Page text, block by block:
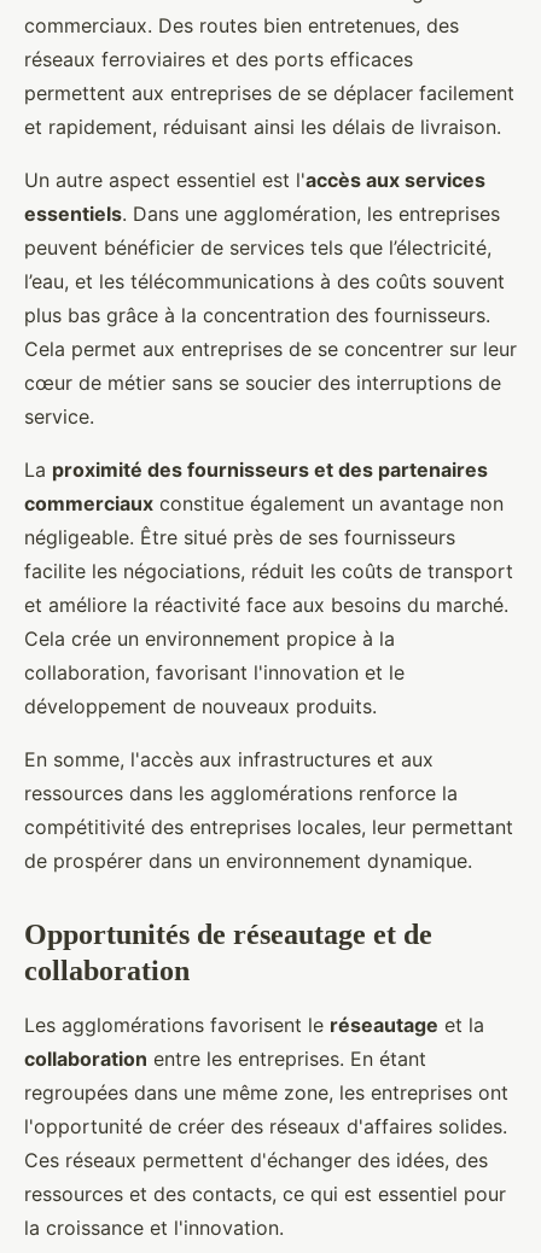
commerciaux. Des routes bien entretenues, des
réseaux ferroviaires et des ports efficaces
permettent aux entreprises de se déplacer facilement
et rapidement, réduisant ainsi les délais de livraison.
Un autre aspect essentiel est l'accès aux services
essentiels. Dans une agglomération, les entreprises
peuvent bénéficier de services tels que l’électricité,
l’eau, et les télécommunications à des coûts souvent
plus bas grâce à la concentration des fournisseurs.
Cela permet aux entreprises de se concentrer sur leur
cœur de métier sans se soucier des interruptions de
service.
La proximité des fournisseurs et des partenaires
commerciaux constitue également un avantage non
négligeable. Être situé près de ses fournisseurs
facilite les négociations, réduit les coûts de transport
et améliore la réactivité face aux besoins du marché.
Cela crée un environnement propice à la
collaboration, favorisant l'innovation et le
développement de nouveaux produits.
En somme, l'accès aux infrastructures et aux
ressources dans les agglomérations renforce la
compétitivité des entreprises locales, leur permettant
de prospérer dans un environnement dynamique.
Opportunités de réseautage et de
collaboration
Les agglomérations favorisent le réseautage et la
collaboration entre les entreprises. En étant
regroupées dans une même zone, les entreprises ont
l'opportunité de créer des réseaux d'affaires solides.
Ces réseaux permettent d'échanger des idées, des
ressources et des contacts, ce qui est essentiel pour
la croissance et l'innovation.